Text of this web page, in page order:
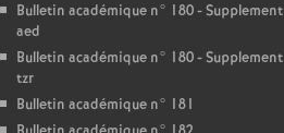
Bulletin académique n° 180 - Supplement
aed
Bulletin académique n° 180 - Supplement
tzr
Bulletin académique n° 181